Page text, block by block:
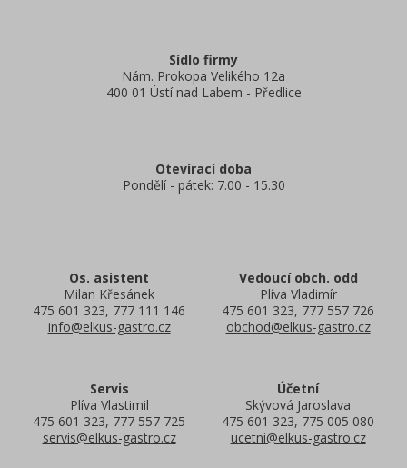
Sídlo firmy
Nám. Prokopa Velikého 12a
400 01 Ústí nad Labem - Předlice
Otevírací doba
Pondělí - pátek: 7.00 - 15.30
Os. asistent
Milan Křesánek
475 601 323, 777 111 146
info@elkus-gastro.cz
Vedoucí obch. odd
Plíva Vladimír
475 601 323, 777 557 726
obchod@elkus-gastro.cz
Servis
Plíva Vlastimil
475 601 323, 777 557 725
servis@elkus-gastro.cz
Účetní
Skývová Jaroslava
475 601 323, 775 005 080
ucetni@elkus-gastro.cz